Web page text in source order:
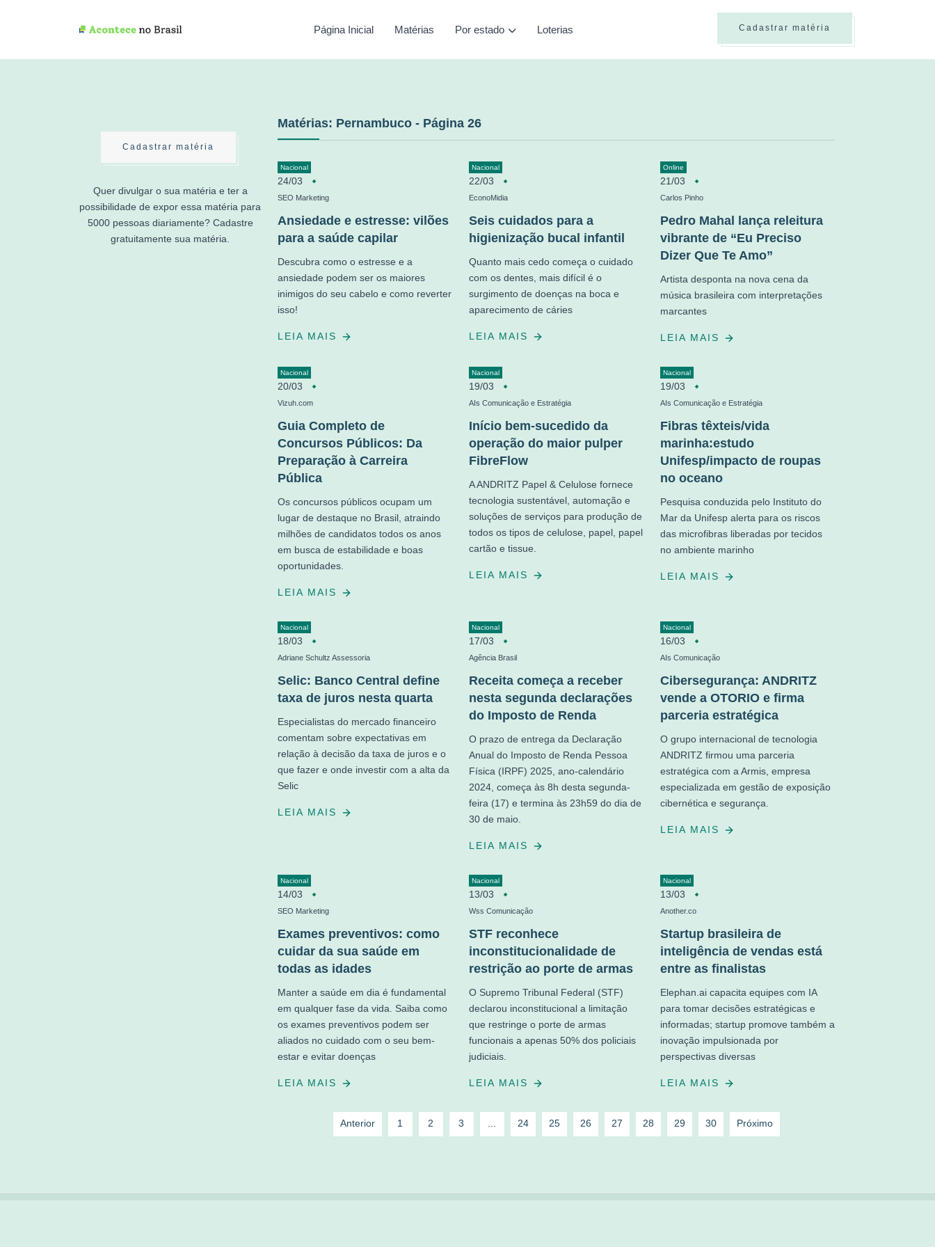
Cadastrar matéria
Página Inicial Matérias Por estado Loterias
Matérias: Pernambuco - Página 26
Nacional
24/03
SEO Marketing
Ansiedade e estresse: vilões
para a saúde capilar
Descubra como o estresse e a
ansiedade podem ser os maiores
inimigos do seu cabelo e como reverter
isso!
LEIA MAIS
Nacional
22/03
EconoMidia
Seis cuidados para a
higienização bucal infantil
Quanto mais cedo começa o cuidado
com os dentes, mais difícil é o
surgimento de doenças na boca e
aparecimento de cáries
LEIA MAIS
Online
21/03
Carlos Pinho
Pedro Mahal lança releitura
vibrante de “Eu Preciso
Dizer Que Te Amo”
Artista desponta na nova cena da
música brasileira com interpretações
marcantes
LEIA MAIS
Nacional
20/03
Vizuh.com
Guia Completo de
Concursos Públicos: Da
Preparação à Carreira
Pública
Os concursos públicos ocupam um
lugar de destaque no Brasil, atraindo
milhões de candidatos todos os anos
em busca de estabilidade e boas
oportunidades.
LEIA MAIS
Nacional
19/03
AIs Comunicação e Estratégia
Início bem-sucedido da
operação do maior pulper
FibreFlow
A ANDRITZ Papel & Celulose fornece
tecnologia sustentável, automação e
soluções de serviços para produção de
todos os tipos de celulose, papel, papel
cartão e tissue.
LEIA MAIS
Nacional
19/03
AIs Comunicação e Estratégia
Fibras têxteis/vida
marinha:estudo
Unifesp/impacto de roupas
no oceano
Pesquisa conduzida pelo Instituto do
Mar da Unifesp alerta para os riscos
das microfibras liberadas por tecidos
no ambiente marinho
LEIA MAIS
Nacional
18/03
Adriane Schultz Assessoria
Selic: Banco Central define
taxa de juros nesta quarta
Especialistas do mercado financeiro
comentam sobre expectativas em
relação à decisão da taxa de juros e o
que fazer e onde investir com a alta da
Selic
LEIA MAIS
Nacional
17/03
Agência Brasil
Receita começa a receber
nesta segunda declarações
do Imposto de Renda
O prazo de entrega da Declaração
Anual do Imposto de Renda Pessoa
Física (IRPF) 2025, ano-calendário
2024, começa às 8h desta segunda-
feira (17) e termina às 23h59 do dia de
30 de maio.
LEIA MAIS
Nacional
16/03
AIs Comunicação
Cibersegurança: ANDRITZ
vende a OTORIO e firma
parceria estratégica
O grupo internacional de tecnologia
ANDRITZ firmou uma parceria
estratégica com a Armis, empresa
especializada em gestão de exposição
cibernética e segurança.
LEIA MAIS
Nacional
14/03
SEO Marketing
Exames preventivos: como
cuidar da sua saúde em
todas as idades
Manter a saúde em dia é fundamental
em qualquer fase da vida. Saiba como
os exames preventivos podem ser
aliados no cuidado com o seu bem-
estar e evitar doenças
LEIA MAIS
Nacional
13/03
Wss Comunicação
STF reconhece
inconstitucionalidade de
restrição ao porte de armas
O Supremo Tribunal Federal (STF)
declarou inconstitucional a limitação
que restringe o porte de armas
funcionais a apenas 50% dos policiais
judiciais.
LEIA MAIS
Nacional
13/03
Another.co
Startup brasileira de
inteligência de vendas está
entre as finalistas
Elephan.ai capacita equipes com IA
para tomar decisões estratégicas e
informadas; startup promove também a
inovação impulsionada por
perspectivas diversas
LEIA MAIS
Anterior 1 2 3 24 25 26 27 28 29 30 Próximo
Cadastrar matéria
Quer divulgar o sua matéria e ter a
possibilidade de expor essa matéria para
5000 pessoas diariamente? Cadastre
gratuitamente sua matéria.